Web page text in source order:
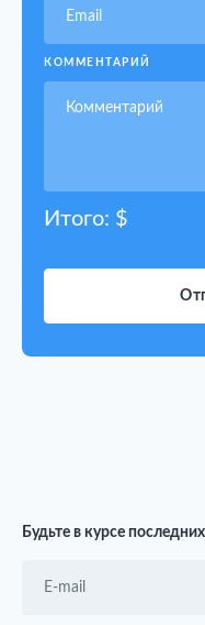
КОММЕНТАРИЙ
Итого: $
Будьте в курсе